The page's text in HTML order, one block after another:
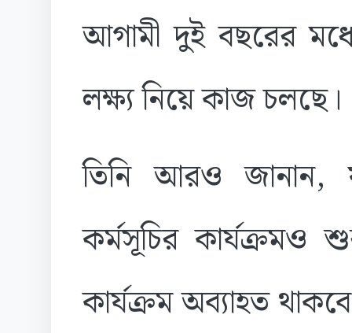
আগামী দুই বছরের
লক্ষ্য নিয়ে কাজ চলছে।
তিনি আরও জানান,
কর্মসূচির কার্যক্রমও
কার্যক্রম অব্যাহত